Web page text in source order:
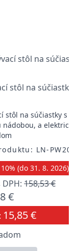
stôl na súčiastky,
stôl na súčiastky s 75
nádobou, a
LN-PW20
(do 31. 8. 2026)
DPH: 158,53 €
€
15,85 €